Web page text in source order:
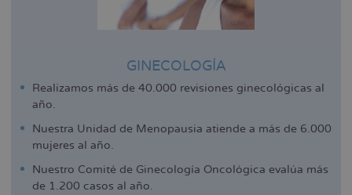
GINECOLOGÍA
Realizamos más de 40.000 revisiones ginecológicas al
año.
Nuestra Unidad de Menopausia atiende a más de 6.000
mujeres al año.
Nuestro Comité de Ginecología Oncológica evalúa más
de 1.200 casos al año.